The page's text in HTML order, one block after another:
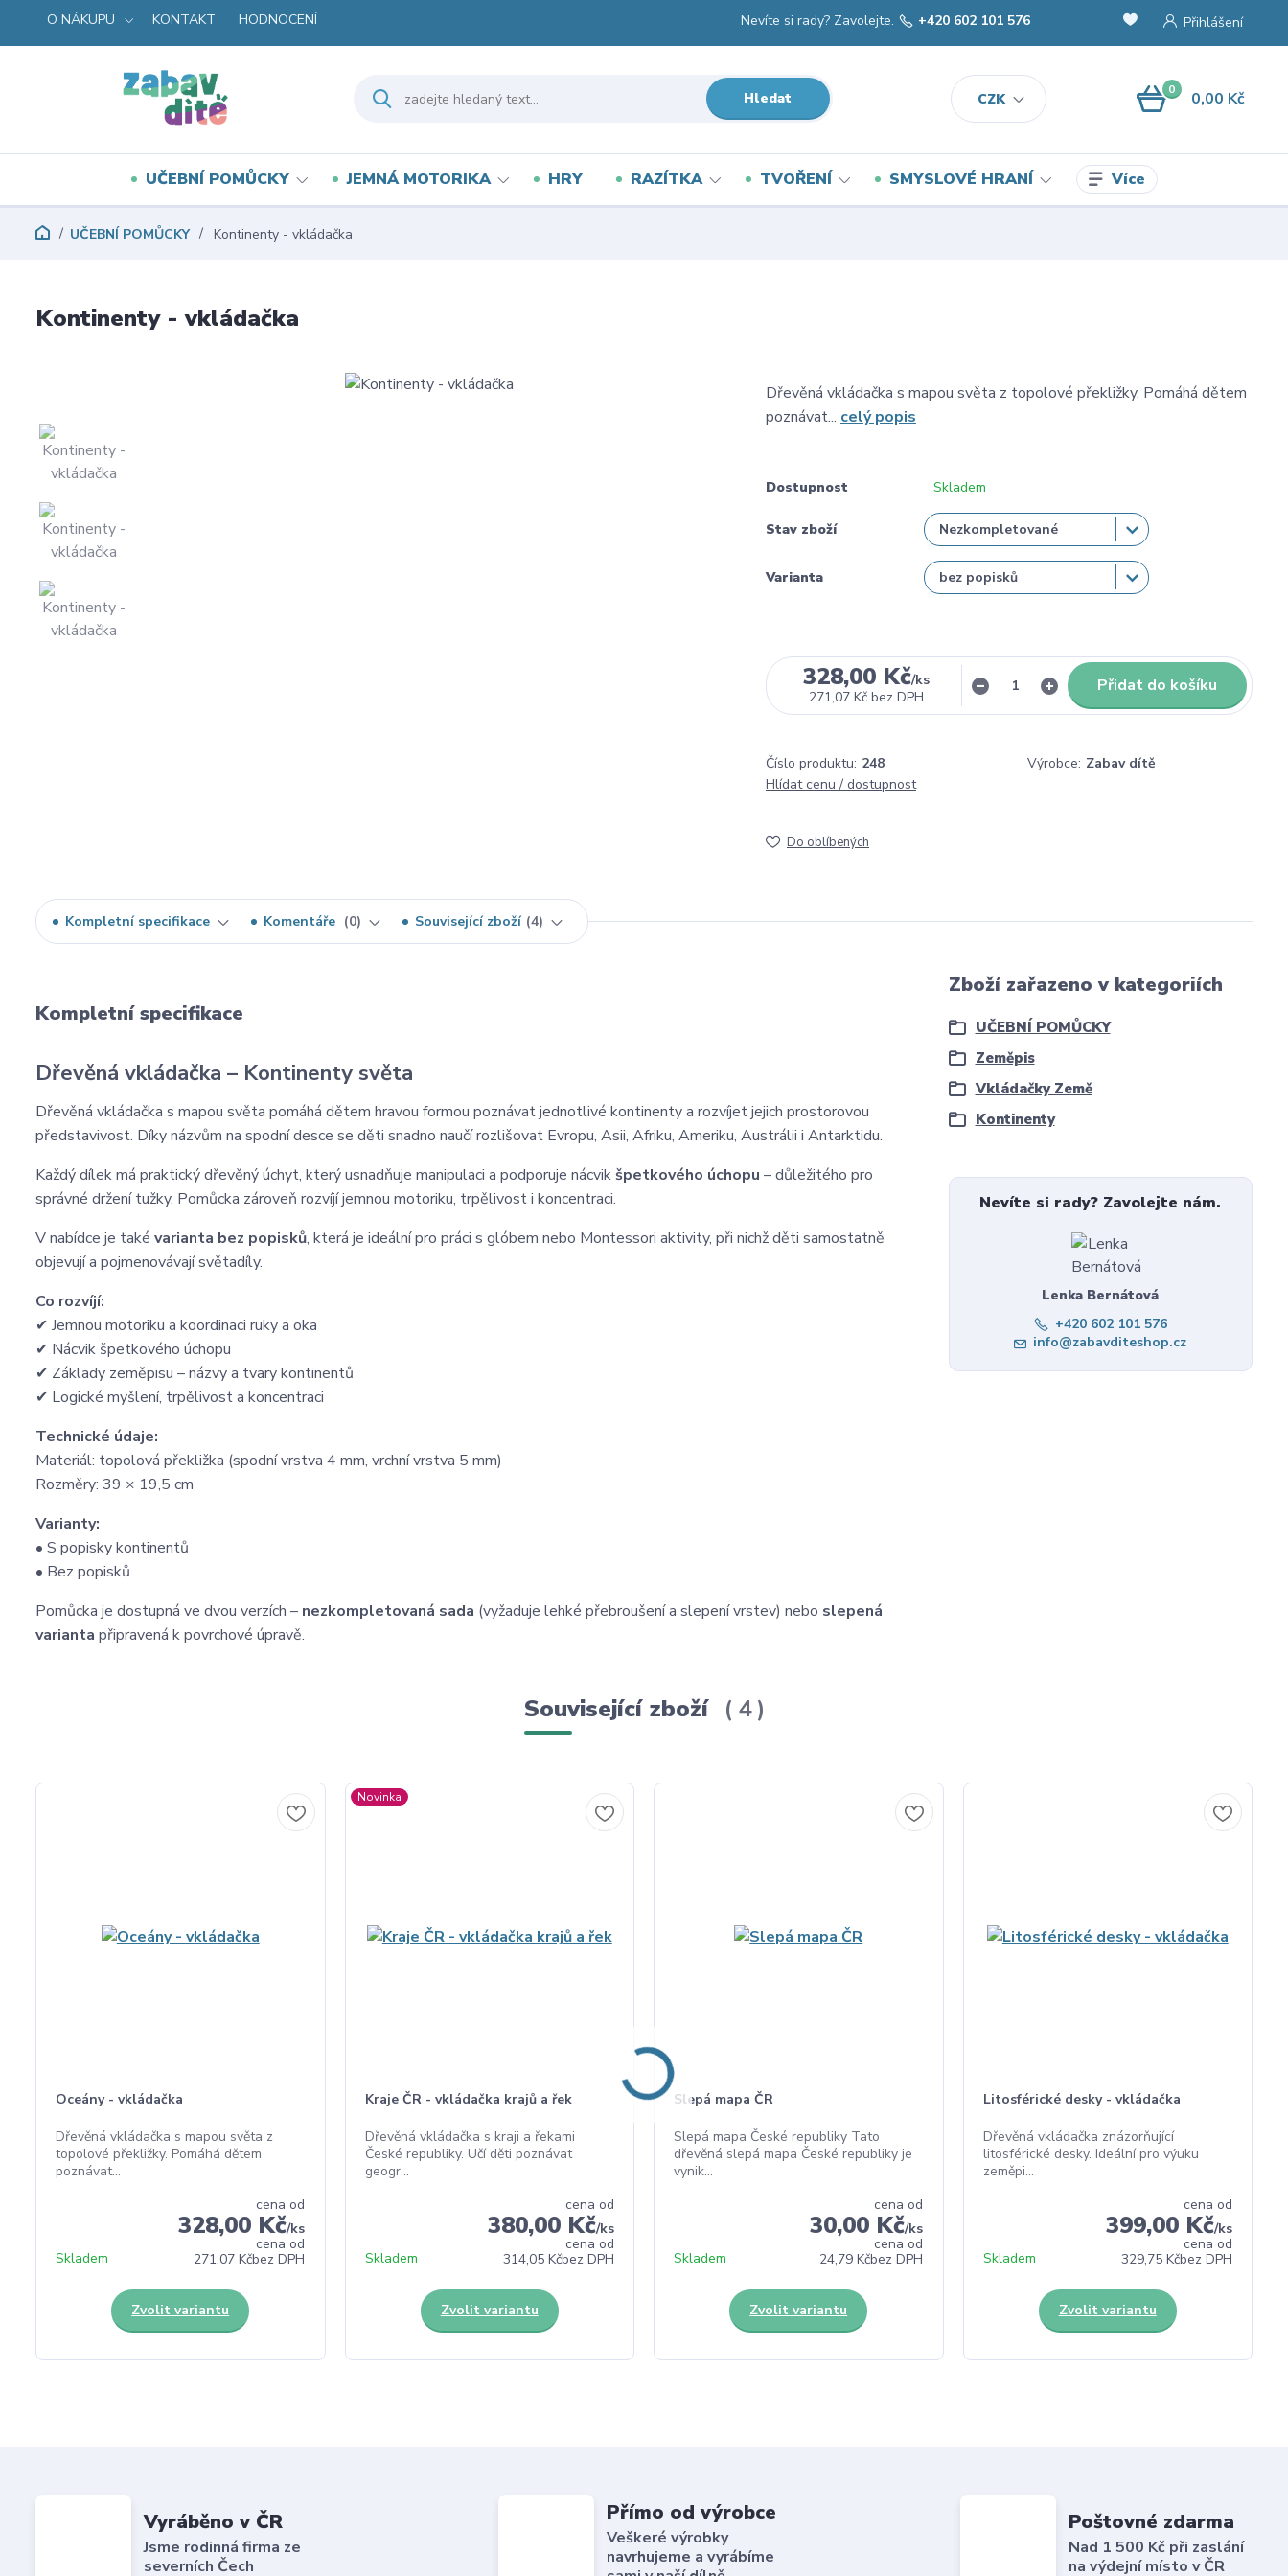
O NÁKUPU KONTAKT HODNOCENÍ
CZK
Přihlášení
Hledat
Nevíte si rady? Zavolejte. +420 602 101 576
0 0,00 Kč
UČEBNÍ POMŮCKY JEMNÁ MOTORIKA HRY RAZÍTKA TVOŘENÍ SMYSLOVÉ HRANÍ Více
UČEBNÍ POMŮCKY Kontinenty - vkládačka
Kontinenty - vkládačka
Dřevěná vkládačka s mapou světa z topolové překližky. Pomáhá dětem
poznávat... celý popis
Dostupnost Skladem
Stav zboží
Varianta
328,00 Kč/ks
271,07 Kč bez DPH
Přidat do košíku
Číslo produktu: 248 Výrobce: Zabav dítě
Hlídat cenu / dostupnost
Do oblíbených
Kompletní specifikace Komentáře 0 Související zboží 4
Kompletní specifikace
Dřevěná vkládačka – Kontinenty světa
Dřevěná vkládačka s mapou světa pomáhá dětem hravou formou poznávat jednotlivé kontinenty a rozvíjet jejich prostorovou
představivost. Díky názvům na spodní desce se děti snadno naučí rozlišovat Evropu, Asii, Afriku, Ameriku, Austrálii i Antarktidu.
Každý dílek má praktický dřevěný úchyt, který usnadňuje manipulaci a podporuje nácvikšpetkového úchopu – důležitého pro
správné držení tužky. Pomůcka zároveň rozvíjí jemnou motoriku, trpělivost i koncentraci.
V nabídce je také varianta bez popisků, která je ideální pro práci s glóbem nebo Montessori aktivity, při nichž děti samostatně
objevují a pojmenovávají světadíly.
Co rozvíjí:
✔ Jemnou motoriku a koordinaci ruky a oka
✔ Nácvik špetkového úchopu
✔ Základy zeměpisu – názvy a tvary kontinentů
✔ Logické myšlení, trpělivost a koncentraci
Technické údaje:
Materiál: topolová překližka (spodní vrstva 4 mm, vrchní vrstva 5 mm)
Rozměry: 39 × 19,5 cm
Varianty:
• S popisky kontinentů
• Bez popisků
Pomůcka je dostupná ve dvou verzích – nezkompletovaná sada (vyžaduje lehké přebroušení a slepení vrstev) nebo slepená
varianta připravená k povrchové úpravě.
Zboží zařazeno v kategoriích
UČEBNÍ POMŮCKY
Zeměpis
Vkládačky Země
Kontinenty
Nevíte si rady? Zavolejte nám.
Lenka Bernátová
+420 602 101 576
info@zabavditeshop.cz
Související zboží 4
Oceány - vkládačka
Dřevěná vkládačka s mapou světa z
topolové překližky. Pomáhá dětem
poznávat...
cena od
328,00 Kč/ks
cena od
271,07 Kčbez DPH
Skladem
Zvolit variantu
Novinka
Kraje ČR - vkládačka krajů a řek
Dřevěná vkládačka s kraji a řekami
České republiky. Učí děti poznávat
geogr...
cena od
380,00 Kč/ks
cena od
314,05 Kčbez DPH
Skladem
Zvolit variantu
Slepá mapa ČR
Slepá mapa České republiky Tato
dřevěná slepá mapa České republiky je
vynik...
cena od
30,00 Kč/ks
cena od
24,79 Kčbez DPH
Skladem
Zvolit variantu
Litosférické desky - vkládačka
Dřevěná vkládačka znázorňující
litosférické desky. Ideální pro výuku
zeměpi...
cena od
399,00 Kč/ks
cena od
329,75 Kčbez DPH
Skladem
Zvolit variantu
Vyráběno v ČR
Jsme rodinná firma ze
severních Čech
Přímo od výrobce
Veškeré výrobky
navrhujeme a vyrábíme
Poštovné zdarma
Nad 1 500 Kč při zaslání
na výdejní místo v ČR